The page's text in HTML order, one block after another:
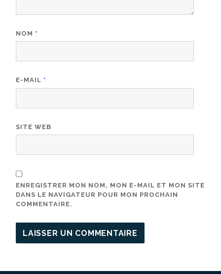
NOM *
E-MAIL *
SITE WEB
ENREGISTRER MON NOM, MON E-MAIL ET MON SITE
DANS LE NAVIGATEUR POUR MON PROCHAIN
COMMENTAIRE.